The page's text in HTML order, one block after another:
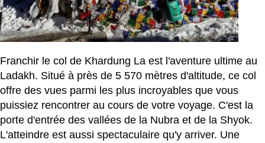
Franchir le col de Khardung La est l'aventure ultime au
Ladakh. Situé à près de 5 570 mètres d'altitude, ce col
offre des vues parmi les plus incroyables que vous
puissiez rencontrer au cours de votre voyage. C'est la
porte d'entrée des vallées de la Nubra et de la Shyok.
L'atteindre est aussi spectaculaire qu'y arriver. Une